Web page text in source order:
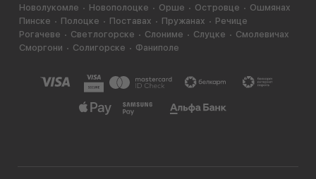
Новолукомле
Новополоцке Орше Островце
Ошмянах
Пинске
Полоцке Поставах Пружанах
Речице
Рогачеве
Светлогорске Слониме Слуцке
Смолевичах
Сморгони
Солигорске Фаниполе